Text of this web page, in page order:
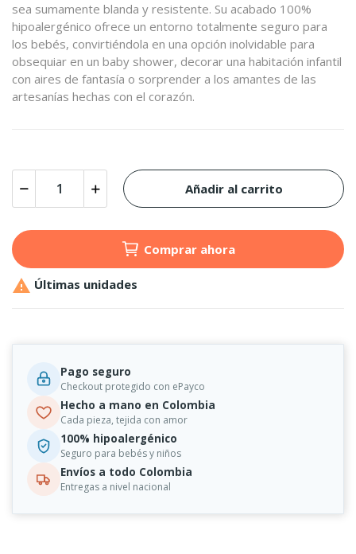
sea sumamente blanda y resistente. Su acabado 100%
hipoalergénico ofrece un entorno totalmente seguro para
los bebés, convirtiéndola en una opción inolvidable para
obsequiar en un baby shower, decorar una habitación infantil
con aires de fantasía o sorprender a los amantes de las
artesanías hechas con el corazón.
Añadir al carrito
Comprar ahora
 Últimas unidades
Pago seguro
Checkout protegido con ePayco
Hecho a mano en Colombia
Cada pieza, tejida con amor
100% hipoalergénico
Seguro para bebés y niños
Envíos a todo Colombia
Entregas a nivel nacional